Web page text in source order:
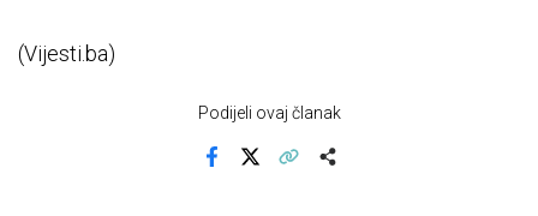
(Vijesti.ba)
Podijeli ovaj članak